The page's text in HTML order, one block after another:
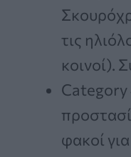
τις
κοινοί).
φακοί